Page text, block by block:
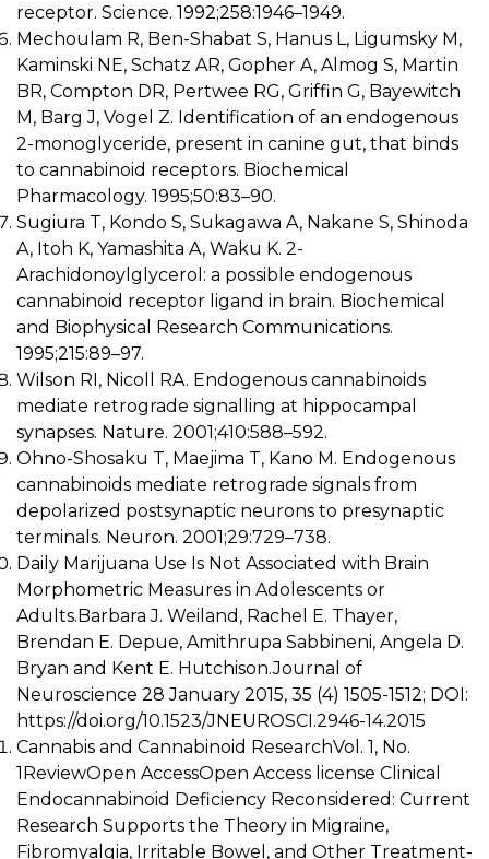
receptor. Science. 1992;258:1946–1949.
Mechoulam R, Ben-Shabat S, Hanus L, Ligumsky M,
Kaminski NE, Schatz AR, Gopher A, Almog S, Martin
BR, Compton DR, Pertwee RG, Griffin G, Bayewitch
M, Barg J, Vogel Z. Identification of an endogenous
2-monoglyceride, present in canine gut, that binds
to cannabinoid receptors. Biochemical
Pharmacology. 1995;50:83–90.
Sugiura T, Kondo S, Sukagawa A, Nakane S, Shinoda
A, Itoh K, Yamashita A, Waku K. 2-
Arachidonoylglycerol: a possible endogenous
cannabinoid receptor ligand in brain. Biochemical
and Biophysical Research Communications.
1995;215:89–97.
Wilson RI, Nicoll RA. Endogenous cannabinoids
mediate retrograde signalling at hippocampal
synapses. Nature. 2001;410:588–592.
Ohno-Shosaku T, Maejima T, Kano M. Endogenous
cannabinoids mediate retrograde signals from
depolarized postsynaptic neurons to presynaptic
terminals. Neuron. 2001;29:729–738.
Daily Marijuana Use Is Not Associated with Brain
Morphometric Measures in Adolescents or
Adults.Barbara J. Weiland, Rachel E. Thayer,
Brendan E. Depue, Amithrupa Sabbineni, Angela D.
Bryan and Kent E. Hutchison.Journal of
Neuroscience 28 January 2015, 35 (4) 1505-1512; DOI:
https://doi.org/10.1523/JNEUROSCI.2946-14.2015
Cannabis and Cannabinoid ResearchVol. 1, No.
1ReviewOpen AccessOpen Access license Clinical
Endocannabinoid Deficiency Reconsidered: Current
Research Supports the Theory in Migraine,
Fibromyalgia, Irritable Bowel, and Other Treatment-